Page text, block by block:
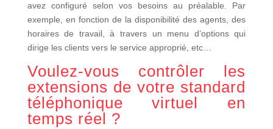
avez configuré selon vos besoins au préalable. Par
exemple, en fonction de la disponibilité des agents, des
horaires de travail, à travers un menu d’options qui
dirige les clients vers le service approprié, etc…
Voulez-vous contrôler les
extensions de votre standard
téléphonique virtuel en
temps réel ?